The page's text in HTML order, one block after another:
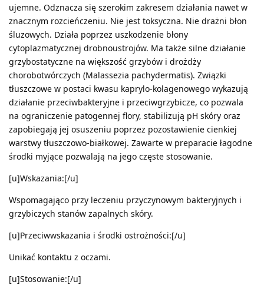
ujemne. Odznacza się szerokim zakresem działania nawet w
znacznym rozcieńczeniu. Nie jest toksyczna. Nie drażni błon
śluzowych. Działa poprzez uszkodzenie błony
cytoplazmatycznej drobnoustrojów. Ma także silne działanie
grzybostatyczne na większość grzybów i drożdży
chorobotwórczych (Malassezia pachydermatis). Związki
tłuszczowe w postaci kwasu kaprylo-kolagenowego wykazują
działanie przeciwbakteryjne i przeciwgrzybicze, co pozwala
na ograniczenie patogennej flory, stabilizują pH skóry oraz
zapobiegają jej osuszeniu poprzez pozostawienie cienkiej
warstwy tłuszczowo-białkowej. Zawarte w preparacie łagodne
środki myjące pozwalają na jego częste stosowanie.
[u]Wskazania:[/u]
Wspomagająco przy leczeniu przyczynowym bakteryjnych i
grzybiczych stanów zapalnych skóry.
[u]Przeciwwskazania i środki ostrożności:[/u]
Unikać kontaktu z oczami.
[u]Stosowanie:[/u]